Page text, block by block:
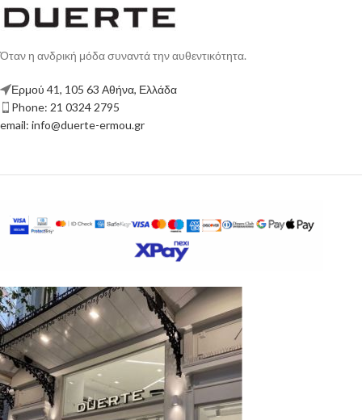
Όταν η ανδρική μόδα συναντά την αυθεντικότητα.
Ερμού 41, 105 63 Αθήνα, Ελλάδα
Phone: 21 0324 2795
email: info@duerte-ermou.gr